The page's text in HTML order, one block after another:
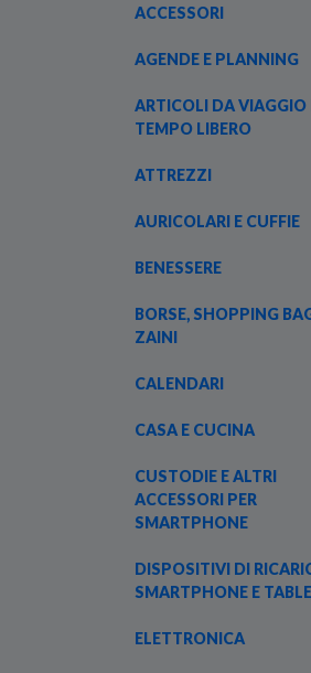
ACCESSORI
AGENDE E PLANNING
ARTICOLI DA VIAGGIO
TEMPO LIBERO
ATTREZZI
AURICOLARI E CUFFIE
BENESSERE
BORSE, SHOPPING
ZAINI
CALENDARI
CASA E CUCINA
CUSTODIE E ALTRI
ACCESSORI PER
SMARTPHONE
DISPOSITIVI DI
SMARTPHONE E
ELETTRONICA